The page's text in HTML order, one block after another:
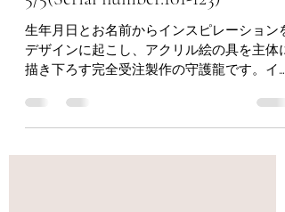
龍みくじ2026ギャラリー
5/5(Serial number.101-123)
生年月日とお名前からインスピレーションを
描き下ろす完全受注製作の守護龍です。イン
テリアやプレゼント、出産祝いなど